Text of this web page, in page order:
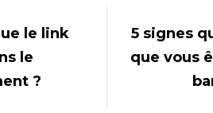
le link
le
?
5 signes
que vous